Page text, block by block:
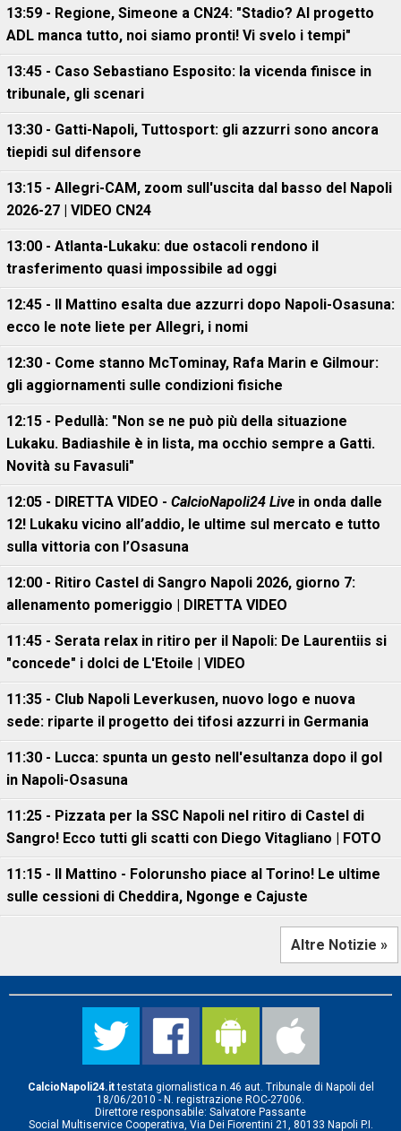
13:59 - Regione, Simeone a CN24: "Stadio? Al progetto
ADL manca tutto, noi siamo pronti! Vi svelo i tempi"
13:45 - Caso Sebastiano Esposito: la vicenda finisce in
tribunale, gli scenari
13:30 - Gatti-Napoli, Tuttosport: gli azzurri sono ancora
tiepidi sul difensore
13:15 - Allegri-CAM, zoom sull'uscita dal basso del Napoli
2026-27 | VIDEO CN24
13:00 - Atlanta-Lukaku: due ostacoli rendono il
trasferimento quasi impossibile ad oggi
12:45 - Il Mattino esalta due azzurri dopo Napoli-Osasuna:
ecco le note liete per Allegri, i nomi
12:30 - Come stanno McTominay, Rafa Marin e Gilmour:
gli aggiornamenti sulle condizioni fisiche
12:15 - Pedullà: "Non se ne può più della situazione
Lukaku. Badiashile è in lista, ma occhio sempre a Gatti.
Novità su Favasuli"
12:05 - DIRETTA VIDEO - CalcioNapoli24 Live in onda dalle
12! Lukaku vicino all’addio, le ultime sul mercato e tutto
sulla vittoria con l’Osasuna
12:00 - Ritiro Castel di Sangro Napoli 2026, giorno 7:
allenamento pomeriggio | DIRETTA VIDEO
11:45 - Serata relax in ritiro per il Napoli: De Laurentiis si
"concede" i dolci de L'Etoile | VIDEO
11:35 - Club Napoli Leverkusen, nuovo logo e nuova
sede: riparte il progetto dei tifosi azzurri in Germania
11:30 - Lucca: spunta un gesto nell'esultanza dopo il gol
in Napoli-Osasuna
11:25 - Pizzata per la SSC Napoli nel ritiro di Castel di
Sangro! Ecco tutti gli scatti con Diego Vitagliano | FOTO
11:15 - Il Mattino - Folorunsho piace al Torino! Le ultime
sulle cessioni di Cheddira, Ngonge e Cajuste
Altre Notizie »
CalcioNapoli24.ittestata giornalistica n.46 aut. Tribunale di Napoli del
18/06/2010 - N. registrazione ROC-27006.
Direttore responsabile: Salvatore Passante
Social Multiservice Cooperativa, Via Dei Fiorentini 21, 80133 Napoli P.I.